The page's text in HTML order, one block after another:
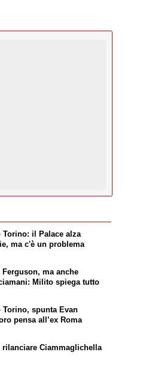
Torino: il Palace alza
ma c'è un problema
ma anche
Milito spiega tutto
Torino, spunta Evan
pensa all’ex Roma
Ciammaglichella